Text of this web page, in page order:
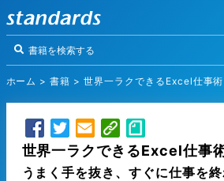
ホーム >書籍 >世界一ラクできるExcel仕事術
世界一ラクできるExcel仕事
うまく手を抜き、すぐに仕事を